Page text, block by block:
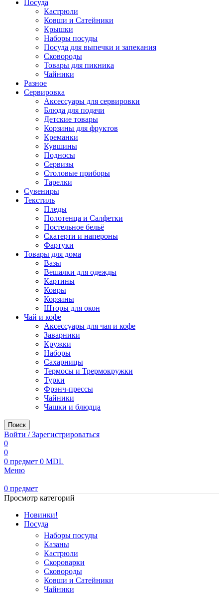
Посуда
Кастрюли
Ковши и Сатейники
Крышки
Наборы посуды
Посуда для выпечки и запекания
Сковороды
Товары для пикника
Чайники
Разное
Сервировка
Аксессуары для сервировки
Блюда для подачи
Детские товары
Корзины для фруктов
Креманки
Кувшины
Подносы
Сервизы
Столовые приборы
Тарелки
Сувениры
Текстиль
Пледы
Полотенца и Салфетки
Постельное бельё
Скатерти и напероны
Фартуки
Товары для дома
Вазы
Вешалки для одежды
Картины
Ковры
Корзины
Шторы для окон
Чай и кофе
Аксессуары для чая и кофе
Заварники
Кружки
Наборы
Сахарницы
Термосы и Трермокружки
Турки
Фрэнч-прессы
Чайники
Чашки и блюдца
Поиск
Войти / Зарегистрироваться
0
0
0 предмет 0 MDL
Меню
0 предмет
Просмотр категорий
Новинки!
Посуда
Наборы посуды
Казаны
Кастрюли
Скороварки
Сковороды
Ковши и Сатейники
Чайники